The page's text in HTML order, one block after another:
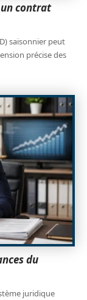
contrat
saisonnier peut
précise des
du
juridique